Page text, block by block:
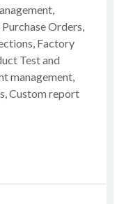
Orders,
Factory
Test and
management,
Custom report